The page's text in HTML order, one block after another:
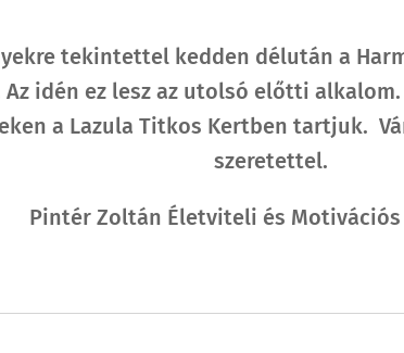
tekintettel kedden délután a
idén ez lesz az utolsó előtti
a Lazula Titkos Kertben tartjuk.
szeretettel.
Pintér Zoltán Életviteli és Motivációs